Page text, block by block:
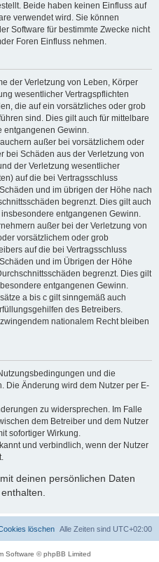
Beide haben keinen Einfluss auf
verwendet wird. Sie können
Software für bestimmte Zwecke nicht
Foren Einfluss nehmen.
der Verletzung von Leben, Körper
wesentlicher Vertragspflichten
die auf ein vorsätzliches oder grob
sind. Dies gilt auch für mittelbare
Gewinn.
außer bei vorsätzlichem oder
bei Schäden aus der Verletzung von
der Verletzung wesentlicher
auf die bei Vertragsschluss
und im übrigen der Höhe nach
begrenzt. Dies gilt auch
entgangenen Gewinn.
außer bei der Verletzung von
vorsätzlichem oder grob
auf die bei Vertragsschluss
und im Übrigen der Höhe
begrenzt. Dies gilt
entgangenen Gewinn.
a bis c gilt sinngemäß auch
des Betreibers.
nationalem Recht bleiben
und die
Die Änderung wird dem Nutzer per E-
zu widersprechen. Im Falle
dem Betreiber und dem Nutzer
sofortiger Wirkung.
und verbindlich, wenn der Nutzer
deinen persönlichen Daten
Alle Zeiten sind UTC+02:00
löschen
Software © phpBB Limited